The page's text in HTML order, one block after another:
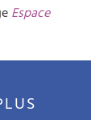
Espace